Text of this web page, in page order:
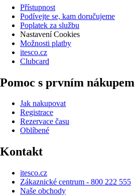
Přístupnost
Podívejte se, kam doručujeme
Poplatek za službu
Nastavení Cookies
Možnosti platby
itesco.cz
Clubcard
Pomoc s prvním nákupem
Jak nakupovat
Registrace
Rezervace času
Oblíbené
Kontakt
itesco.cz
Zákaznické centrum - 800 222 555
Naše obchody